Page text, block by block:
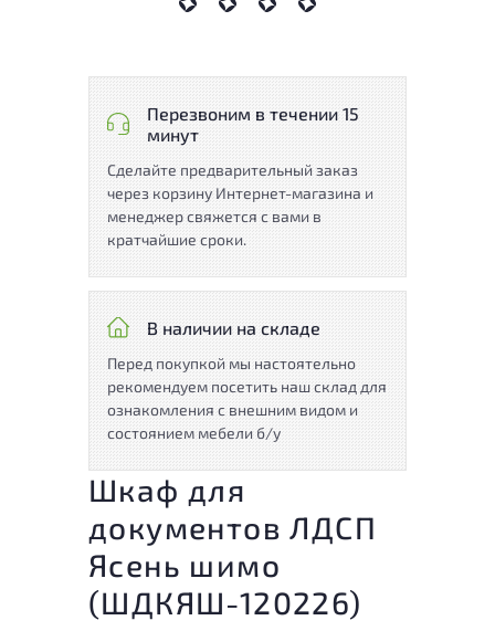
Перезвоним в течении 15
минут
Сделайте предварительный заказ
через корзину Интернет-магазина и
менеджер свяжется с вами в
кратчайшие сроки.
В наличии на складе
Перед покупкой мы настоятельно
рекомендуем посетить наш склад для
ознакомления с внешним видом и
состоянием мебели б/у
Шкаф для
документов ЛДСП
Ясень шимо
(ШДКЯШ-120226)